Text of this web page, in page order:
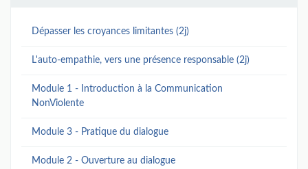
Dépasser les croyances limitantes (2j)
L'auto-empathie, vers une présence responsable (2j)
Module 1 - Introduction à la Communication
NonViolente
Module 3 - Pratique du dialogue
Module 2 - Ouverture au dialogue